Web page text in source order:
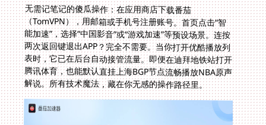
无需记笔记的傻瓜操作：在应用商店下载番茄
（TomVPN），用邮箱或手机号注册账号。首页点击“智
能加速”，选择“中国影音”或“游戏加速”等预设场景。连按
两次返回键退出APP？完全不需要。当你打开优酷播放列
表时，它已在后台自动接管流量。即便在迪拜地铁站打开
腾讯体育，也能默认直挂上海BGP节点流畅播放NBA原声
解说。所有技术魔法，藏在你无感的操作路径里。